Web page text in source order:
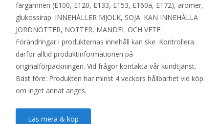
färgämnen (E100, E120, E133, E153, E160a, E172), aromer,
glukossirap. INNEHÅLLER MJÖLK, SOJA. KAN INNEHÅLLA
JORDNÖTTER, NÖTTER, MANDEL OCH VETE.
Förändringar i produkternas innehåll kan ske. Kontrollera
därför alltid produktinformationen på
originalförpackningen. Vid frågor kontakta vår kundtjänst.
Bäst före: Produkten har minst 4 veckors hållbarhet vid köp
om inget annat anges.
Läs mera & köp